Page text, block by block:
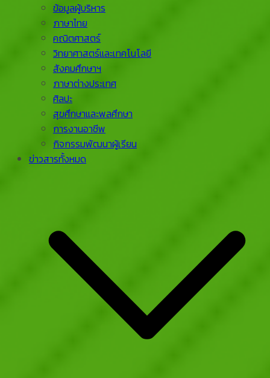
ข้อมูลผู้บริหาร
ภาษาไทย
คณิตศาสตร์
วิทยาศาสตร์และเทคโนโลยี
สังคมศึกษาฯ
ภาษาต่างประเทศ
ศิลปะ
สุขศึกษาและพลศึกษา
การงานอาชีพ
กิจกรรมพัฒนาผู้เรียน
ข่าวสารทั้งหมด